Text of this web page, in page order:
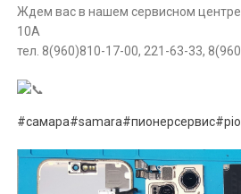
Ждем вас в нашем сервисном
10A
тел. 8(960)810-17-00, 221-63-33,
#самара#samara#пионерсервис